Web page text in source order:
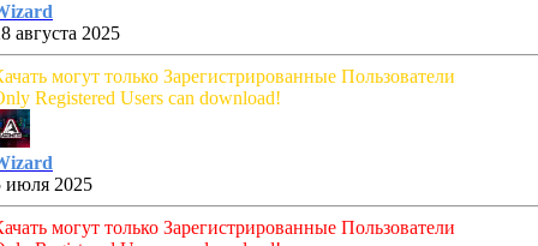
августа 2025
могут только Зарегистрированные Пользователи
Registered Users can download!
июля 2025
могут только Зарегистрированные Пользователи